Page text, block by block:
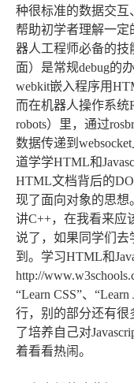
种很标准的数据交
帮助初学者理解一定
器人工程师必备的技
面）是常规debug的
webkit嵌入程序用
而在机器人操作系统
robots）里，通过
数据传递到
道学学HTML和
HTML文档背后的
现了面向对象的思想
讲C++，在我看来应
说了，如果同学们去
到。学习HTML和
http://
“Learn CSS”、
行，别的部分还有很
了培养自己对
着看看热闹。